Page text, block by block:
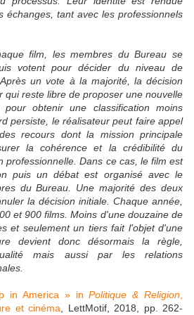
échanges, tant avec les professionnels
film, les membres du Bureau se
votent pour décider du niveau de
un vote à la majorité, la décision
qui reste libre de proposer une nouvelle
obtenir une classification moins
persiste, le réalisateur peut faire appel
recours dont la mission principale
la cohérence et la crédibilité du
professionnelle. Dans ce cas, le film est
puis un débat est organisé avec le
du Bureau. Une majorité des deux
la décision initiale. Chaque année,
et 900 films. Moins d'une douzaine de
et seulement un tiers fait l'objet d'une
devient donc désormais la règle,
mais aussi par les relations
in America » inPolitique & Religion
et cinéma , LettMotif, 2018, pp. 262-